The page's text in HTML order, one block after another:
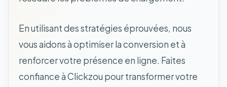
En utilisant des stratégies éprouvées, nous
vous aidons à optimiser la conversion et à
renforcer votre présence en ligne. Faites
confiance à Clickzou pour transformer votre